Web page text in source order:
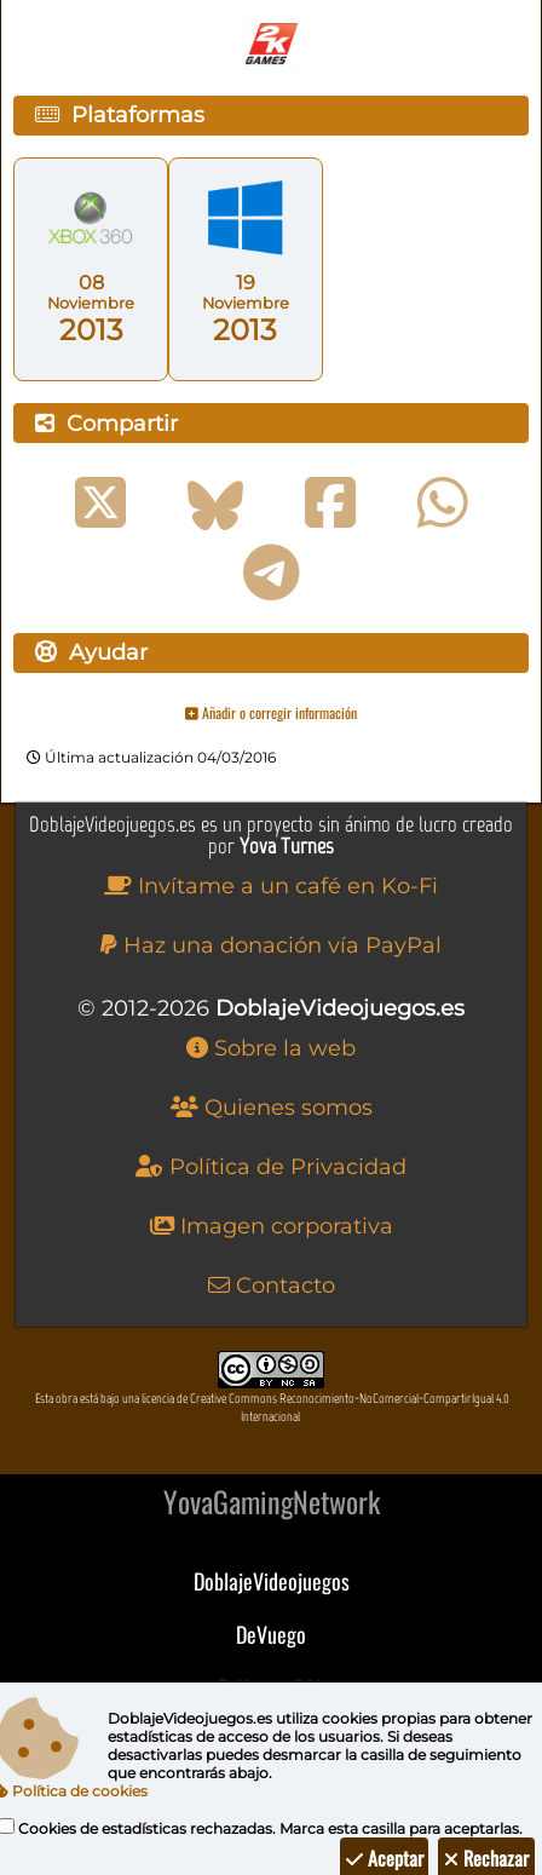
Plataformas
08
Noviembre
2013
19
Noviembre
2013
Compartir
Ayudar
Añadir o corregir información
Última actualización 04/03/2016
DoblajeVideojuegos.es es un proyecto sin ánimo de lucro creado
porYova Turnes
Invítame a un café en Ko-Fi
Haz una donación vía PayPal
© 2012-2026 DoblajeVideojuegos.es
Sobre la web
Quienes somos
Política de Privacidad
Imagen corporativa
Contacto
Esta obra está bajo una licencia de Creative Commons Reconocimiento-NoComercial-CompartirIgual 4.0
Internacional
YovaGamingNetwork
DoblajeVideojuegos
DeVuego
DeVuego GAL
DeVuego LATAM
DoblajeVideojuegos.es utiliza cookies propiaspara obtener
estadísticas de acceso de los usuarios. Si deseas
desactivarlas puedes desmarcar la casilla de seguimiento
que encontrarás abajo.
Política de cookies
Cookies de estadísticas rechazadas. Marca esta casilla para aceptarlas.
Rechazar
Aceptar